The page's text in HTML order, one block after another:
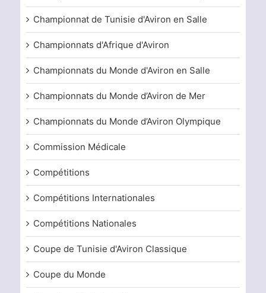
Championnat de Tunisie d'Aviron en Salle
Championnats d'Afrique d'Aviron
Championnats du Monde d'Aviron en Salle
Championnats du Monde d’Aviron de Mer
Championnats du Monde d’Aviron Olympique
Commission Médicale
Compétitions
Compétitions Internationales
Compétitions Nationales
Coupe de Tunisie d'Aviron Classique
Coupe du Monde